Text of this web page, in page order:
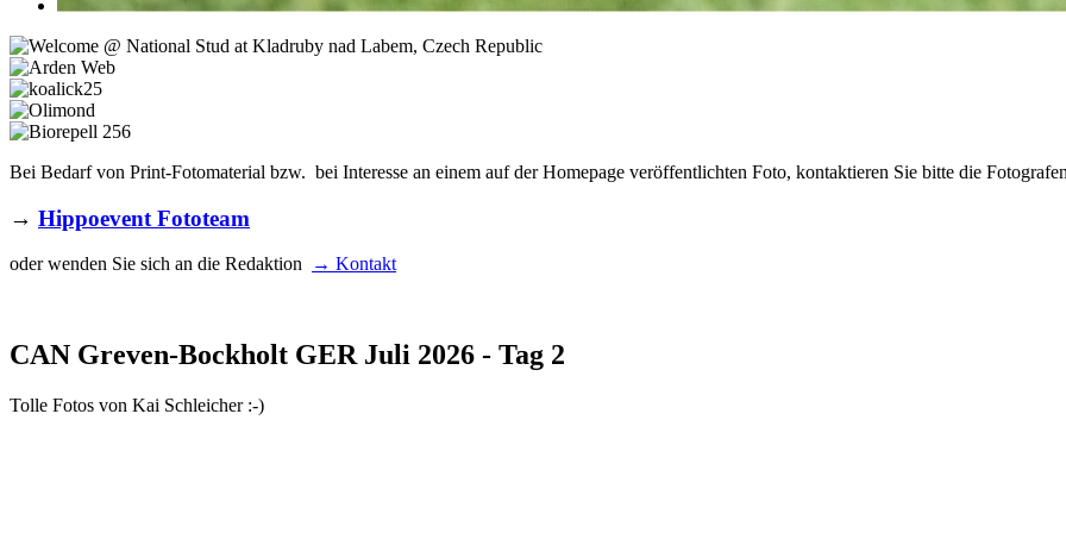
Bei Bedarf von Print-Fotomaterial bzw. bei Interesse an einem auf der Homepage veröffentlichten Foto, kontaktieren Sie bitte die
→ Hippoevent Fototeam
oder wenden Sie sich an die Redaktion → Kontakt
CAN Greven-Bockholt GER Juli 2026 - Tag 2
Tolle Fotos von Kai Schleicher :-)